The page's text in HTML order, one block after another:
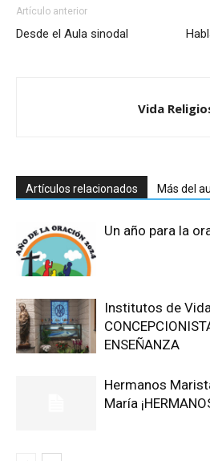
Artículo anterior
Desde el Aula sinodal
Vida
Artículos relacionados Más del
Un año para la
Institutos de
ENSEÑANZA
Hermanos
María